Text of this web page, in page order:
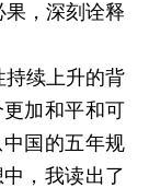
果，深刻诠释
持续上升的背
加和平和可
国的五年规
，我读出了